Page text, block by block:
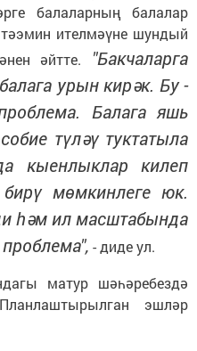
балаларның балалар
ителмәүне шундый
әйтте. "Бакчаларга
урын кирәк. Бу -
Балага яшь
түләү туктатыла
кыенлыклар килеп
мөмкинлеге юк.
һәм ил масштабында
- диде ул.
матур шәһәребездә
эшләр